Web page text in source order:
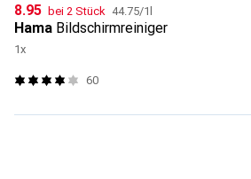
CHF
8.95 bei 2 Stück CHF
44.75/1l
Hama Bildschirmreiniger
1x
60